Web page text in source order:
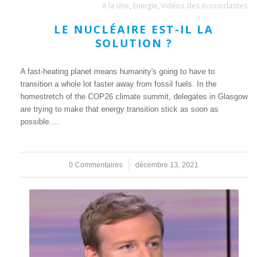
A la Une Energie ,Vidéos des éconoclastes
LE NUCLÉAIRE EST-IL LA
SOLUTION ?
A fast-heating planet means humanity's going to have to
transition a whole lot faster away from fossil fuels. In the
homestretch of the COP26 climate summit, delegates in Glasgow
are trying to make that energy transition stick as soon as
possible.…
0 Commentaires
/ décembre 13, 2021